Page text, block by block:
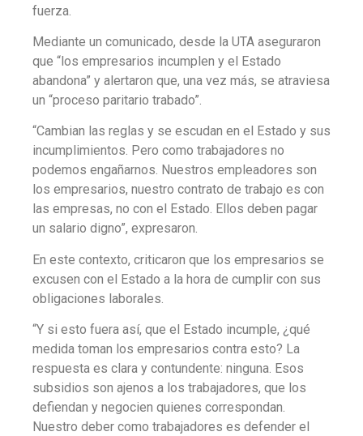
fuerza.
Mediante un comunicado, desde la UTA aseguraron
que “los empresarios incumplen y el Estado
abandona” y alertaron que, una vez más, se atraviesa
un “proceso paritario trabado”.
“Cambian las reglas y se escudan en el Estado y sus
incumplimientos. Pero como trabajadores no
podemos engañarnos. Nuestros empleadores son
los empresarios, nuestro contrato de trabajo es con
las empresas, no con el Estado. Ellos deben pagar
un salario digno”, expresaron.
En este contexto, criticaron que los empresarios se
excusen con el Estado a la hora de cumplir con sus
obligaciones laborales.
“Y si esto fuera así, que el Estado incumple, ¿qué
medida toman los empresarios contra esto? La
respuesta es clara y contundente: ninguna. Esos
subsidios son ajenos a los trabajadores, que los
defiendan y negocien quienes correspondan.
Nuestro deber como trabajadores es defender el